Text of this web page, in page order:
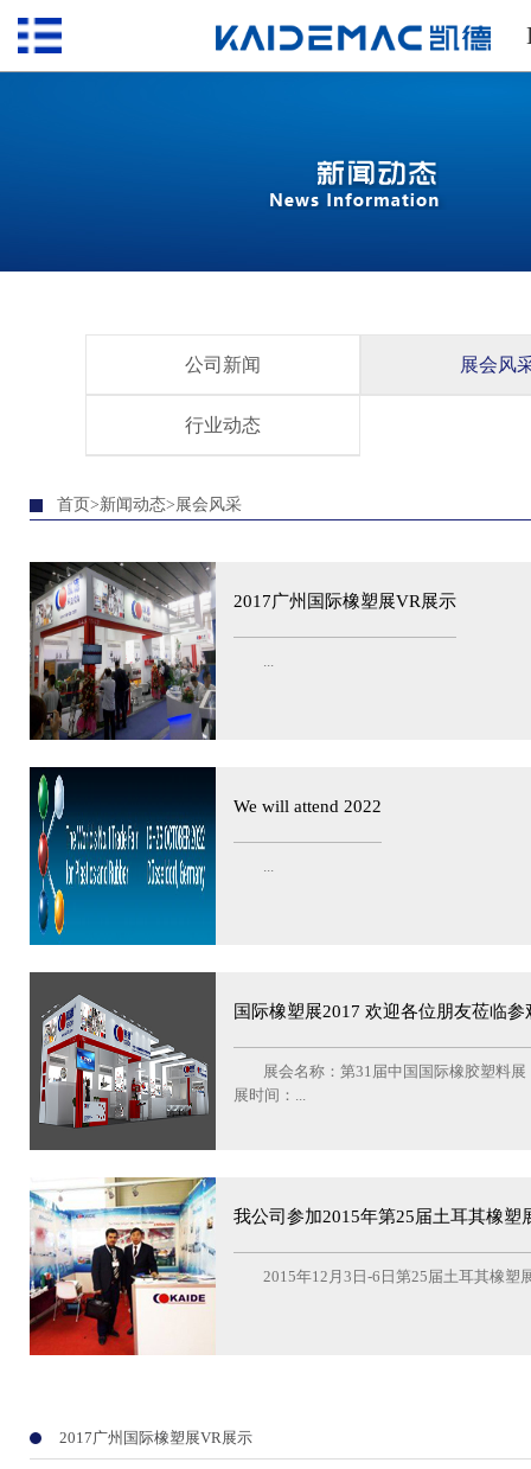
公司新闻 展会风
行业动态
首页>新闻动态>展会风采
2017广州国际橡塑展VR展示
...
We will attend 2022
...
国际橡塑展2017 欢迎各位朋友莅临参
展会名称：第31届中国国际橡胶塑料
展时间：...
我公司参加2015年第25届土耳其橡塑
2015年12月3日-6日第25届土耳其橡塑
2017广州国际橡塑展VR展示